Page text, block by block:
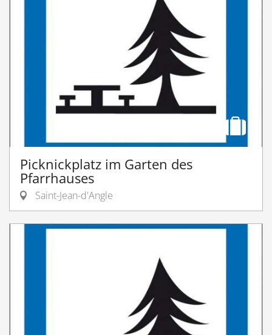
Picknickplatz im Garten des
Pfarrhauses
Saint-Jean-d'Angle